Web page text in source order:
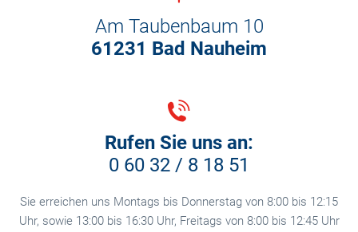
Am Taubenbaum 10
61231 Bad Nauheim
Rufen Sie uns an:
0 60 32 / 8 18 51
Sie erreichen uns Montags bis Donnerstag von 8:00 bis 12:15
Uhr, sowie 13:00 bis 16:30 Uhr, Freitags von 8:00 bis 12:45 Uhr